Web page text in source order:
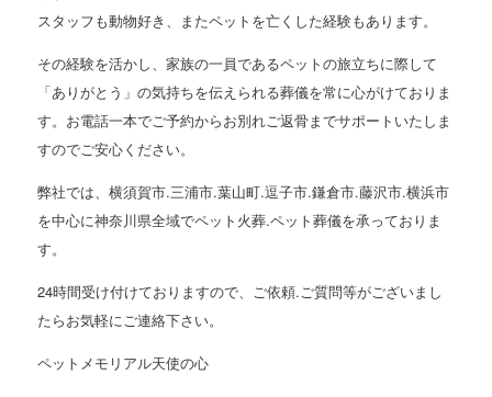
スタッフも動物好き、またペットを亡くした経験もあります。
その経験を活かし、家族の一員であるペットの旅立ちに際して
「ありがとう」の気持ちを伝えられる葬儀を常に心がけておりま
す。お電話一本でご予約からお別れご返骨までサポートいたしま
すのでご安心ください。
弊社では、横須賀市.三浦市.葉山町.逗子市.鎌倉市.藤沢市.横浜市
を中心に神奈川県全域でペット火葬.ペット葬儀を承っておりま
す。
24時間受け付けておりますので、ご依頼.ご質問等がございまし
たらお気軽にご連絡下さい。
ペットメモリアル天使の心